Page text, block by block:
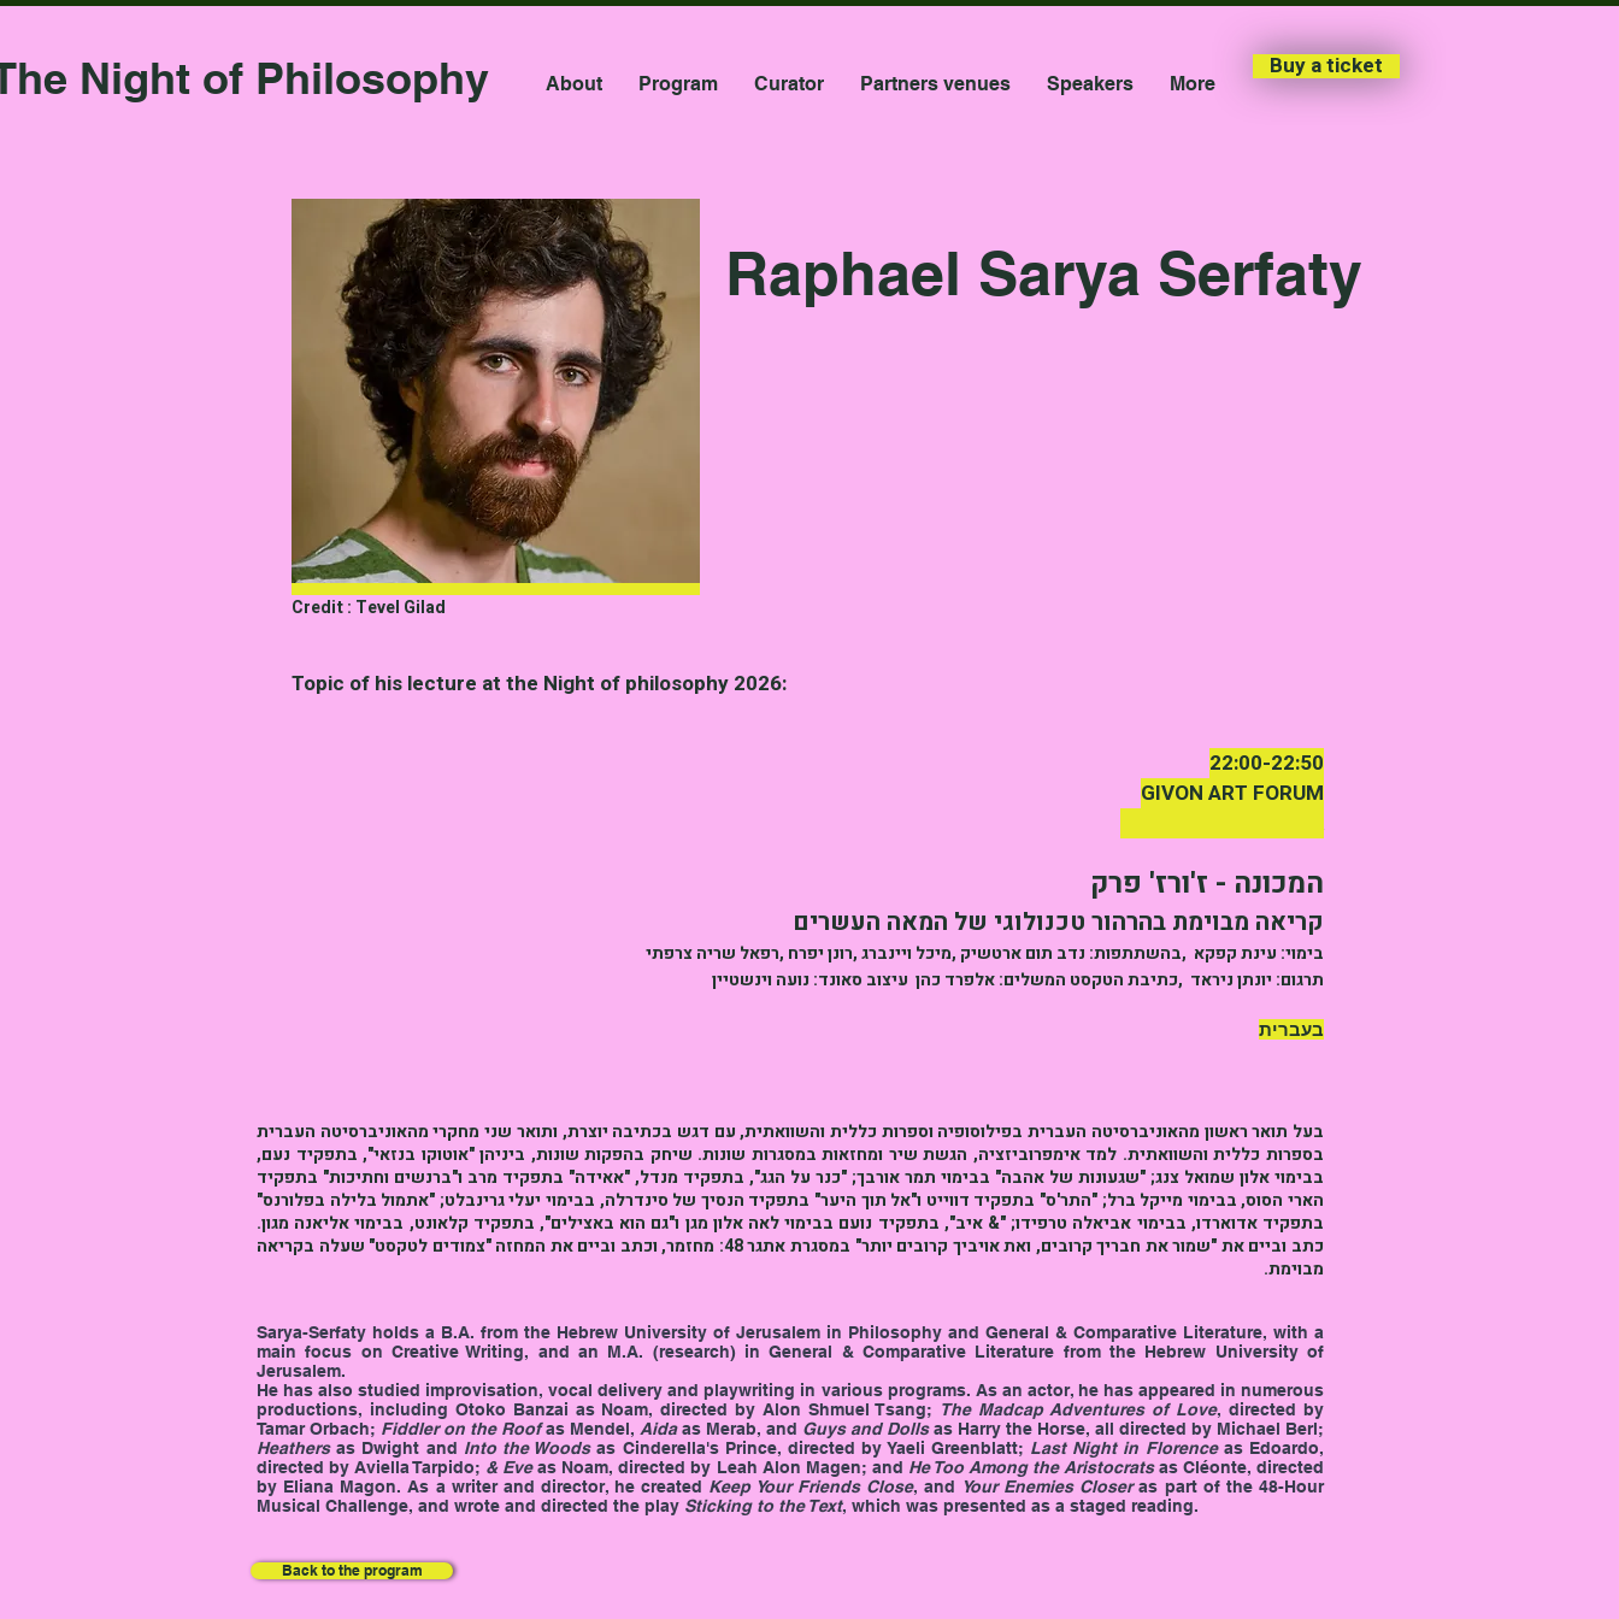
Night of Philosophy About Program Curator Partners venues Speakers More
Buy a ticket
Raphael Sarya Serfaty
Credit : Tevel Gilad
Topic of his lecture at the Night of philosophy 2026:
22:00-22:50
GIVON ART FORUM
המכונה - ז'ורז' פרק
קריאה מבוימת בהרהור טכנולוגי של המאה העשרים
בימוי: עינת קפקא ,בהשתתפות: נדב תום ארטשיק ,מיכל ויינברג ,רונן יפרח ,רפאל שריה צרפתי
תרגום: יונתן ניראד ,כתיבת הטקסט המשלים: אלפרד כהן עיצוב סאונד: נועה וינשטיין
בעברית
בעל תואר ראשון מהאוניברסיטה העברית בפילוסופיה וספרות כללית והשוואתית, עם דגש בכתיבה יוצרת, ותואר שני מחקרי מהאוניברסיטה העברית
בספרות כללית והשוואתית. למד אימפרוביזציה, הגשת שיר ומחזאות במסגרות שונות. שיחק בהפקות שונות, ביניהן "אוטוקו בנזאי", בתפקיד נעם,
בבימוי אלון שמואל צנג; "שגעונות של אהבה" בבימוי תמר אורבך; "כנר על הגג", בתפקיד מנדל, "אאידה" בתפקיד מרב ו"ברנשים וחתיכות" בתפקיד
הארי הסוס, בבימוי מייקל ברל; "התר'ס" בתפקיד דווייט ו"אל תוך היער" בתפקיד הנסיך של סינדרלה, בבימוי יעלי גרינבלט; "אתמול בלילה בפלורנס"
בתפקיד אדוארדו, בבימוי אביאלה טרפידו; "& איב", בתפקיד נועם בבימוי לאה אלון מגן ו"גם הוא באצילים", בתפקיד קלאונט, בבימוי אליאנה מגון.
כתב וביים את "שמור את חבריך קרובים, ואת אויביך קרובים יותר" במסגרת אתגר 48: מחזמר, וכתב וביים את המחזה "צמודים לטקסט" שעלה בקריאה
מבוימת.
Sarya-Serfaty holds a B.A. from the Hebrew University of Jerusalem in Philosophy and General & Comparative Literature, with a
main focus on Creative Writing, and an M.A. (research) in General & Comparative Literature from the Hebrew University of
Jerusalem.
He has also studied improvisation, vocal delivery and playwriting in various programs. As an actor, he has appeared in numerous
productions, including Otoko Banzai as Noam, directed by Alon Shmuel Tsang; The Madcap Adventures of Love, directed by
Tamar Orbach; Fiddler on the Roofas Mendel, Aidaas Merab, and Guys and Dollsas Harry the Horse, all directed by Michael Berl;
Heathersas Dwight and Into the Woodsas Cinderella's Prince, directed by Yaeli Greenblatt; Last Night in Florenceas Edoardo,
directed by Aviella Tarpido; & Eveas Noam, directed by Leah Alon Magen; and He Too Among the Aristocratsas Cléonte, directed
by Eliana Magon. As a writer and director, he created Keep Your Friends Close, and Your Enemies Closeras part of the 48-Hour
Musical Challenge, and wrote and directed the play Sticking to the Text, which was presented as a staged reading.
Back to the program